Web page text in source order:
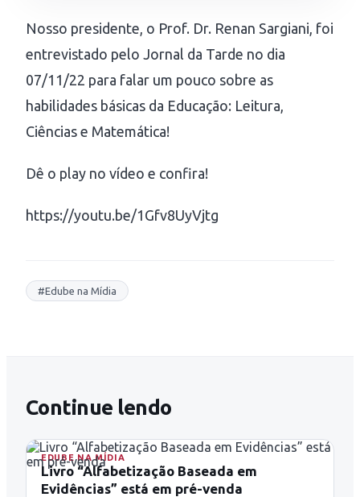
Nosso presidente, o Prof. Dr. Renan Sargiani, foi
entrevistado pelo Jornal da Tarde no dia
07/11/22 para falar um pouco sobre as
habilidades básicas da Educação: Leitura,
Ciências e Matemática!
Dê o play no vídeo e confira!
https://youtu.be/1Gfv8UyVjtg
#Edube na Mídia
Continue lendo
EDUBE NA MÍDIA
Livro “Alfabetização Baseada em
Evidências” está em pré-venda